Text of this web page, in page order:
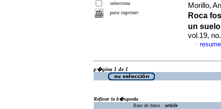
selecciona
para imprimir
Morillo,
Roca
un
vol.19,
·
p�gina 1 de 1
Refinar la b�squeda
Base de datos : article